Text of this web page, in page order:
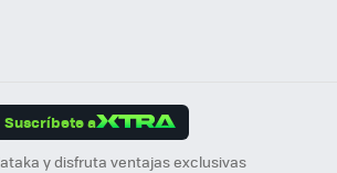
Suscríbete a
y disfruta ventajas exclusivas